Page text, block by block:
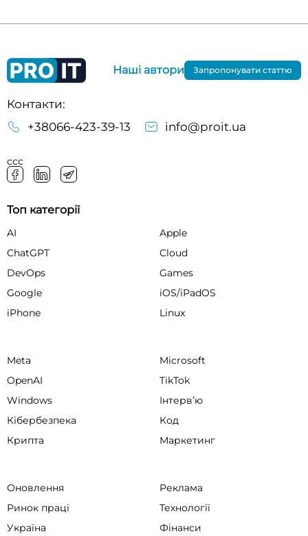
Контакти:
+38066-423-39-13
info@proit.ua
ссс
Наші автори Запропонувати статтю
Топ категорії
AI
Apple
ChatGPT
Cloud
DevOps
Games
Google
iOS/iPadOS
iPhone
Linux
Meta
Microsoft
OpenAI
TikTok
Windows
Інтервʼю
Кібербезпека
Код
Крипта
Маркетинг
Оновлення
Реклама
Ринок праці
Технології
Україна
Фінанси